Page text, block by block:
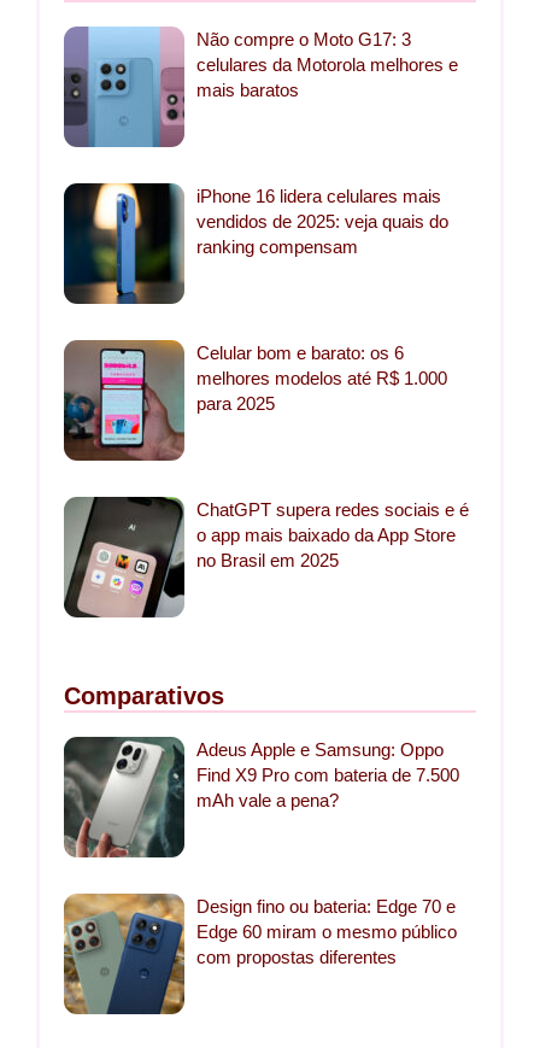
Não compre o Moto G17: 3
celulares da Motorola melhores e
mais baratos
iPhone 16 lidera celulares mais
vendidos de 2025: veja quais do
ranking compensam
Celular bom e barato: os 6
melhores modelos até R$ 1.000
para 2025
ChatGPT supera redes sociais e é
o app mais baixado da App Store
no Brasil em 2025
Comparativos
Adeus Apple e Samsung: Oppo
Find X9 Pro com bateria de 7.500
mAh vale a pena?
Design fino ou bateria: Edge 70 e
Edge 60 miram o mesmo público
com propostas diferentes